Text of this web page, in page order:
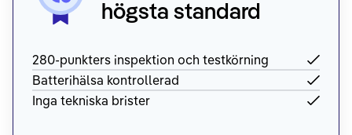
högsta standard
280-punkters inspektion och testkörning
Batterihälsa kontrollerad
Inga tekniska brister